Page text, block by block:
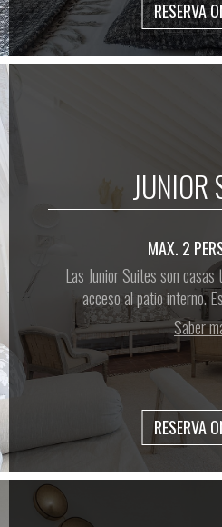
RESERVA
JUNIOR
MAX. 2
Las Junior Suites son
acceso al patio interno.
Saber
RESERVA